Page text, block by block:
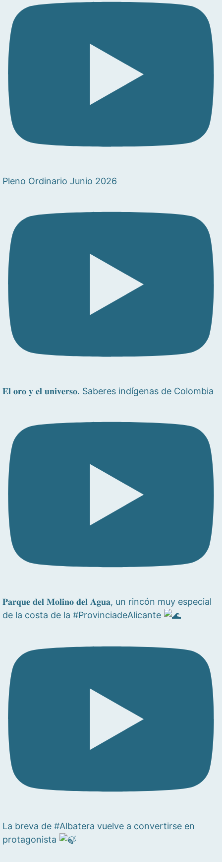
Pleno Ordinario Junio 2026
𝐄𝐥 𝐨𝐫𝐨 𝐲 𝐞𝐥 𝐮𝐧𝐢𝐯𝐞𝐫𝐬𝐨. Saberes indígenas de Colombia
𝐏𝐚𝐫𝐪𝐮𝐞 𝐝𝐞𝐥 𝐌𝐨𝐥𝐢𝐧𝐨 𝐝𝐞𝐥 𝐀𝐠𝐮𝐚, un rincón muy especial
de la costa de la #ProvinciadeAlicante
La breva de #Albatera vuelve a convertirse en
protagonista